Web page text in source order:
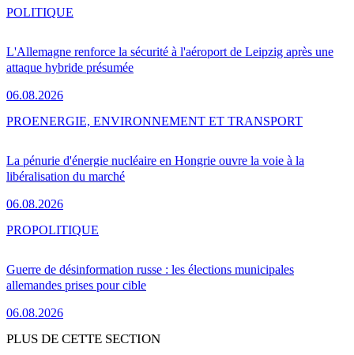
L'Allemagne renforce la sécurité à l'aéroport de Leipzig après une
attaque hybride présumée
06.08.2026
POLITIQUE
La pénurie d'énergie nucléaire en Hongrie ouvre la voie à la
libéralisation du marché
06.08.2026
PROENERGIE, ENVIRONNEMENT ET TRANSPORT
Guerre de désinformation russe : les élections municipales
allemandes prises pour cible
06.08.2026
PROPOLITIQUE
PLUS DE CETTE SECTION